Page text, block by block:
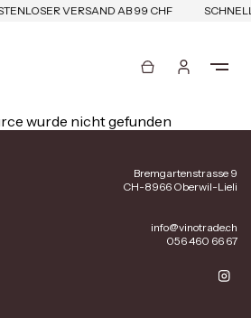
VERSAND AB 99 CHF
wurde nicht gefunden
Bremgartenstrasse 9
CH-8966 Oberwil-Lieli
info@vinotrade.ch
056 460 66 67